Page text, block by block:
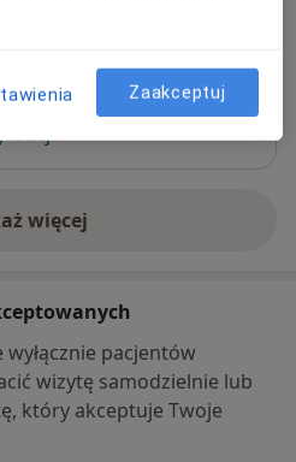
umawiać wizyt przez
więcej
o adresie
pacjentów
wizytę samodzielnie lub
który akceptuje Twoje
Zaakceptuj